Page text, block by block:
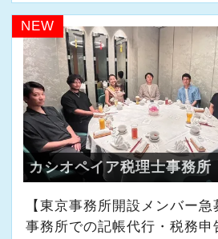
NEW
カシオペイア税理士事務所
【東京事務所開設メンバー
事務所での記帳代行・税務申